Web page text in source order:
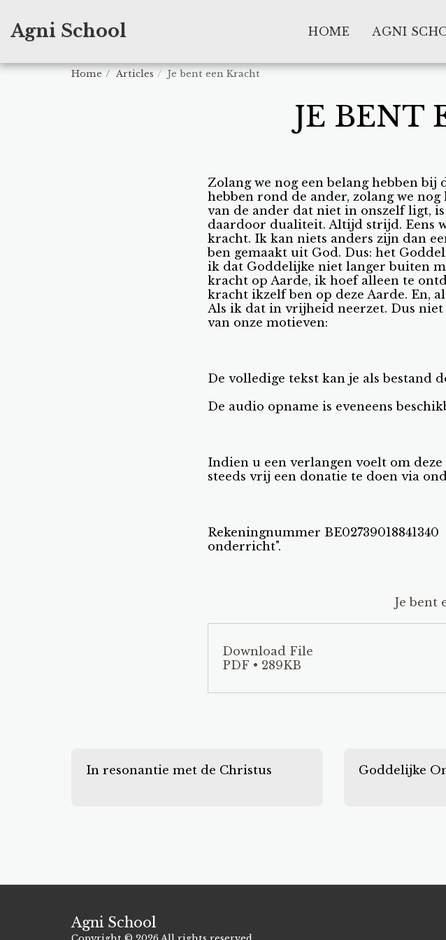
Agni School HOME AGNI
Home Articles Je bent een Kracht
JE BENT
Zolang we nog een belang hebben bij
hebben rond de ander, zolang we nog
van de ander dat niet in onszelf ligt,
daardoor dualiteit. Altijd strijd. Eens
kracht. Ik kan niets anders zijn dan
ben gemaakt uit God. Dus: het
ik dat Goddelijke niet langer buiten
kracht op Aarde, ik hoef alleen te
kracht ikzelf ben op deze Aarde. En,
Als ik dat in vrijheid neerzet. Dus
van onze motieven:
De volledige tekst kan je als bestand
De audio opname is eveneens
Indien u een verlangen voelt om
steeds vrij een donatie te doen via
Rekeningnummer
onderricht".
Je bent
Download File
PDF • 289KB
In resonantie met de Christus Goddelijke
Agni School